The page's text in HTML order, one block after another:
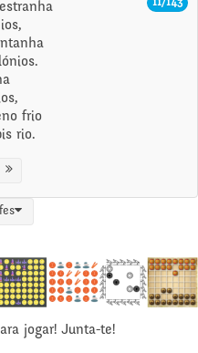
11/143
frio
rio.
jogar! Junta-te!